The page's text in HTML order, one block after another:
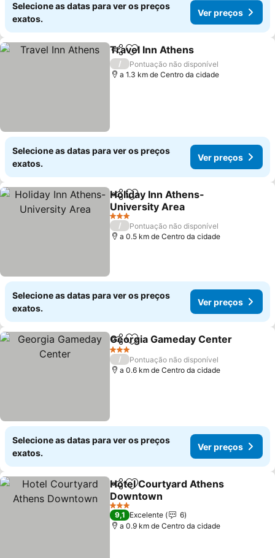
Selecione as datas para ver os preços
exatos.
Ver preços
PartilharAdicionar aos favoritos
Travel Inn Athens
/
Pontuação não disponível
a 1.3 km de Centro da cidade
Selecione as datas para ver os preços
exatos.
Ver preços
PartilharAdicionar aos favoritos
Holiday Inn Athens-
University Area
3 Estrelas
/
Pontuação não disponível
a 0.5 km de Centro da cidade
Selecione as datas para ver os preços
exatos.
Ver preços
PartilharAdicionar aos favoritos
Georgia Gameday Center
3 Estrelas
/
Pontuação não disponível
a 0.6 km de Centro da cidade
Selecione as datas para ver os preços
exatos.
Ver preços
PartilharAdicionar aos favoritos
Hotel Courtyard Athens
Downtown
3 Estrelas
9,1 Excelente
6
a 0.9 km de Centro da cidade